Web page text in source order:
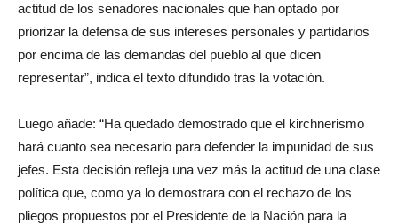
actitud de los senadores nacionales que han optado por
priorizar la defensa de sus intereses personales y partidarios
por encima de las demandas del pueblo al que dicen
representar”, indica el texto difundido tras la votación.
Luego añade: “Ha quedado demostrado que el kirchnerismo
hará cuanto sea necesario para defender la impunidad de sus
jefes. Esta decisión refleja una vez más la actitud de una clase
política que, como ya lo demostrara con el rechazo de los
pliegos propuestos por el Presidente de la Nación para la